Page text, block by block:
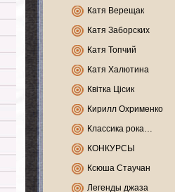
Катя Верещак
Катя Заборских
Катя Топчий
Катя Халютина
Квітка Цісик
Кирилл Охрименко
Классика рока…
КОНКУРСЫ
Ксюша Стаучан
Легенды джаза